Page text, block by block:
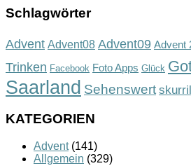
Schlagwörter
Advent Advent08 Advent09 Advent
Trinken Facebook Foto Apps Glück
Saarland Sehenswert skurril
KATEGORIEN
Advent(141)
Allgemein (329)